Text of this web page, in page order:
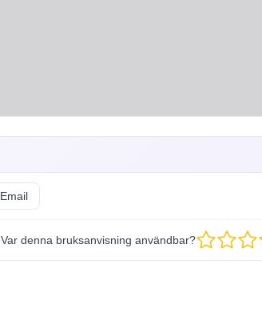
Email
Var denna bruksanvisning användbar?